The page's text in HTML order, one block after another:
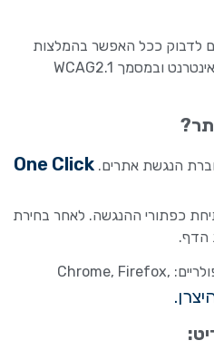
לדבוק ככל האפשר בהמלצות
התקן הישראלי לנגישות תכנים באינטרנט ובמסמך WCAG2.1
הנגשת אתרים.
One Click
כפתורי ההנגשה. לאחר בחירת
הדף.
התוכנה פועלת בדפדפנים הפופולריים: Chrome, Firefox,